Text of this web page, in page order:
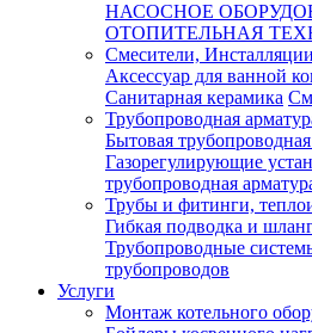
НАСОСНОЕ
ОТОПИТЕЛЬНАЯ
Смесители,
Аксессуар для ванной
Санитарная керамика
Трубопроводная
Бытовая
Газорегулирующие
трубопроводная
Трубы и фитинги,
Гибкая подводка и
Трубопроводные
трубопроводов
Услуги
Монтаж котельного